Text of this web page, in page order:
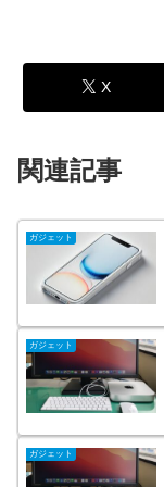
X
関連記事
ガジェット
ガジェット
ガジェット